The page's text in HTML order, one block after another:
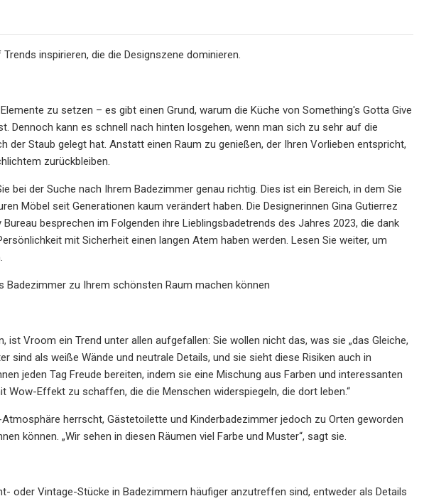
inspirieren, die die Designszene dominieren.
zu setzen – es gibt einen Grund, warum die Küche von Something's Gotta Give
Dennoch kann es schnell nach hinten losgehen, wenn man sich zu sehr auf die
Staub gelegt hat. Anstatt einen Raum zu genießen, der Ihren Vorlieben entspricht,
zurückbleiben.
bei der Suche nach Ihrem Badezimmer genau richtig. Dies ist ein Bereich, in dem Sie
Möbel seit Generationen kaum verändert haben. Die Designerinnen Gina Gutierrez
besprechen im Folgenden ihre Lieblingsbadetrends des Jahres 2023, die dank
mit Sicherheit einen langen Atem haben werden. Lesen Sie weiter, um
zu Ihrem schönsten Raum machen können
ist Vroom ein Trend unter allen aufgefallen: Sie wollen nicht das, was sie „das Gleiche,
sind als weiße Wände und neutrale Details, und sie sieht diese Risiken auch in
jeden Tag Freude bereiten, indem sie eine Mischung aus Farben und interessanten
Wow-Effekt zu schaffen, die die Menschen widerspiegeln, die dort leben.“
herrscht, Gästetoilette und Kinderbadezimmer jedoch zu Orten geworden
können. „Wir sehen in diesen Räumen viel Farbe und Muster“, sagt sie.
oder Vintage-Stücke in Badezimmern häufiger anzutreffen sind, entweder als Details